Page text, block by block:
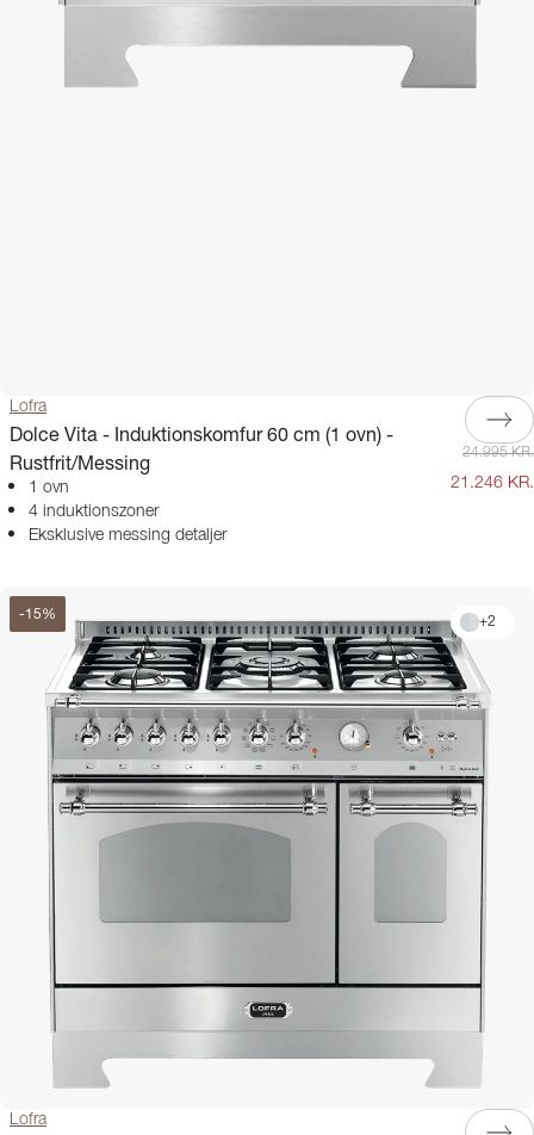
Lofra
Dolce Vita - Induktionskomfur 60 cm (1 ovn) -
Rustfrit/Messing
1 ovn
4 induktionszoner
Eksklusive messing detaljer
24.995 KR.
21.246 KR.
-15% +2
Lofra